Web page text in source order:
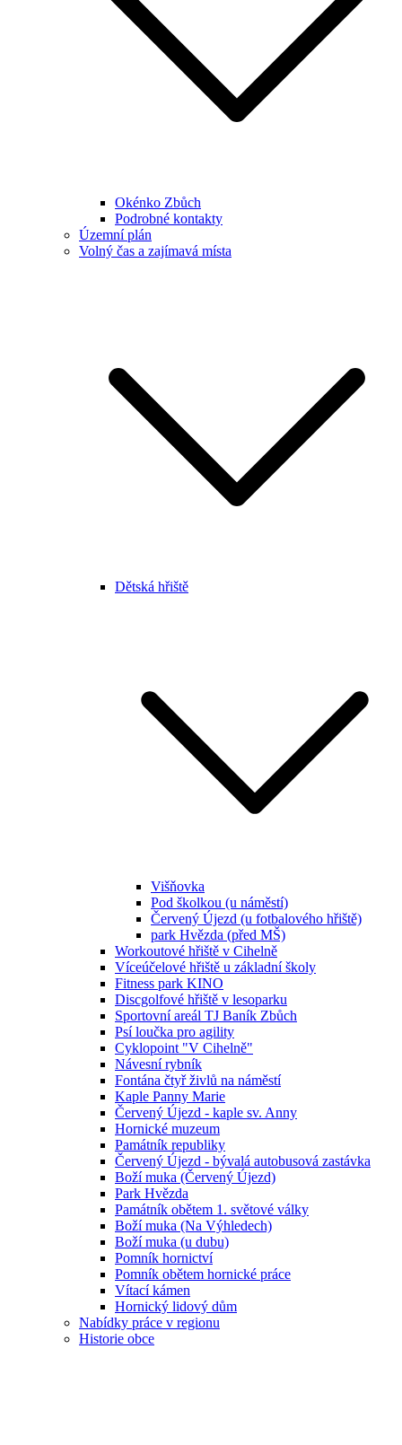
Okénko Zbůch
Podrobné kontakty
Územní plán
Volný čas a zajímavá místa
Dětská hřiště
Višňovka
Pod školkou (u náměstí)
Červený Újezd (u fotbalového hřiště)
park Hvězda (před MŠ)
Workoutové hřiště v Cihelně
Víceúčelové hřiště u základní školy
Fitness park KINO
Discgolfové hřiště v lesoparku
Sportovní areál TJ Baník Zbůch
Psí loučka pro agility
Cyklopoint "V Cihelně"
Návesní rybník
Fontána čtyř živlů na náměstí
Kaple Panny Marie
Červený Újezd - kaple sv. Anny
Hornické muzeum
Památník republiky
Červený Újezd - bývalá autobusová zastávka
Boží muka (Červený Újezd)
Park Hvězda
Památník obětem 1. světové války
Boží muka (Na Výhledech)
Boží muka (u dubu)
Pomník hornictví
Pomník obětem hornické práce
Vítací kámen
Hornický lidový dům
Nabídky práce v regionu
Historie obce